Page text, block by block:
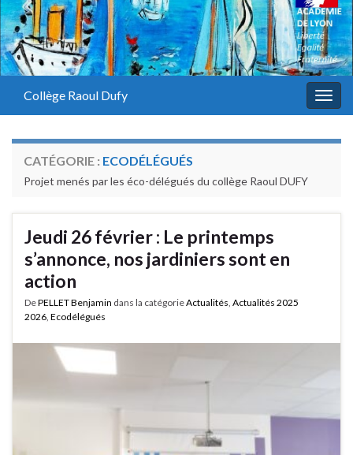
Collège Raoul Dufy
CATÉGORIE : ECODÉLÉGUÉS
Projet menés par les éco-délégués du collège Raoul DUFY
Jeudi 26 février : Le printemps
s’annonce, nos jardiniers sont en
action
DePELLET Benjamin dans la catégorieActualités Actualités 2025
2026 Ecodélégués
Panneau de gestion des cookies